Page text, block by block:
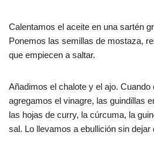
Calentamos el aceite en una sartén
Ponemos las semillas de mostaza,
que empiecen a saltar.
Añadimos el chalote y el ajo.
agregamos el vinagre, las guindillas
las hojas de curry, la cúrcuma, la
sal. Lo llevamos a ebullición sin dejar